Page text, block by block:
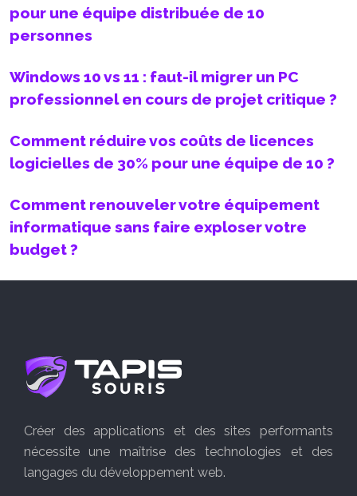
pour une équipe distribuée de 10
personnes
Windows 10 vs 11 : faut-il migrer un PC
professionnel en cours de projet critique ?
Comment réduire vos coûts de licences
logicielles de 30% pour une équipe de 10 ?
Comment renouveler votre équipement
informatique sans faire exploser votre
budget ?
Créer des applications et des sites performants
nécessite une maîtrise des technologies et des
langages du développement web.